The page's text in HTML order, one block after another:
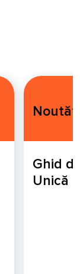
Noutăți
Ghid
Unică